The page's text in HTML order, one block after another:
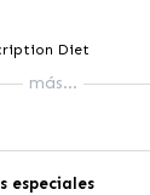
Diet
más...
especiales